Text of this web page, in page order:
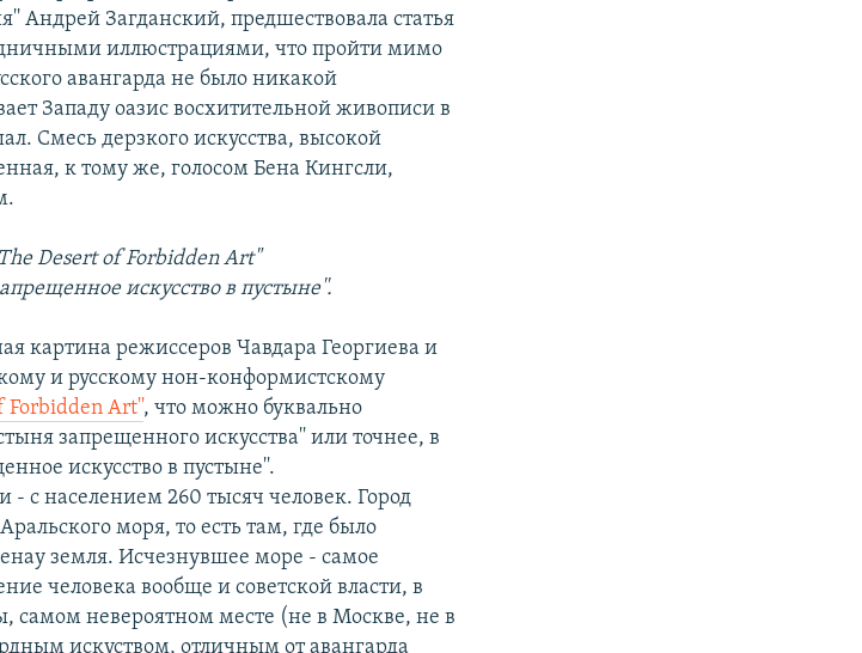
Андрей Загданский, предшествовала статья
иллюстрациями, что пройти мимо
авангарда не было никакой
Западу оазис восхитительной живописи в
Смесь дерзкого искусства, высокой
к тому же, голосом Бена Кингсли,
Desert of Forbidden Art"
искусство в пустыне''.
картина режиссеров Чавдара Георгиева и
и русскому нон-конформистскому
Forbidden Art'', что можно буквально
запрещенного искусства'' или точнее, в
искусство в пустыне''.
- с населением 260 тысяч человек. Город
моря, то есть там, где было
земля. Исчезнувшее море - самое
человека вообще и советской власти, в
самом невероятном месте (не в Москве, не в
искуством, отличным от авангарда